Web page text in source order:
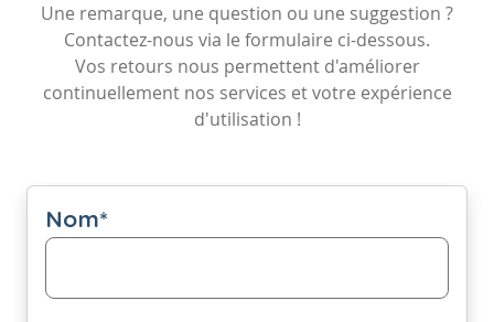
Une remarque, une question ou une suggestion ?
Contactez-nous via le formulaire ci-dessous.
Vos retours nous permettent d'améliorer
continuellement nos services et votre expérience
d'utilisation !
Nom*